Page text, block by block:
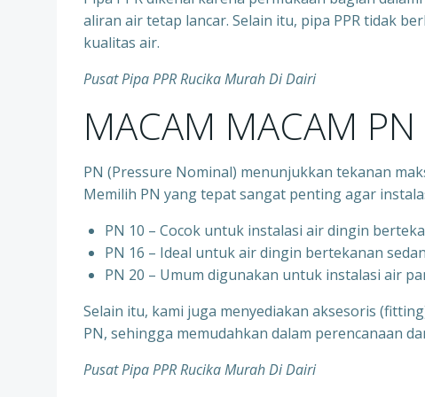
aliran air tetap lancar. Selain itu, pipa PPR tidak
kualitas air.
Pusat Pipa PPR Rucika Murah Di Dairi
MACAM MACAM PN
PN (Pressure Nominal) menunjukkan tekanan
Memilih PN yang tepat sangat penting agar
PN 10 – Cocok untuk instalasi air dingin
⁠PN 16 – Ideal untuk air dingin bertekanan
⁠PN 20 – Umum digunakan untuk instalasi air
Selain itu, kami juga menyediakan aksesoris
PN, sehingga memudahkan dalam perencanaan
Pusat Pipa PPR Rucika Murah Di Dairi